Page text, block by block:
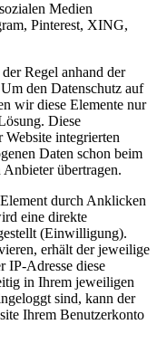
Medien
Pinterest, XING,
Regel anhand der
den Datenschutz auf
wir diese Elemente nur
Diese
integrierten
Daten schon beim
übertragen.
durch Anklicken
eine direkte
(Einwilligung).
erhält der jeweilige
IP-Adresse diese
in Ihrem jeweiligen
sind, kann der
Ihrem Benutzerkonto